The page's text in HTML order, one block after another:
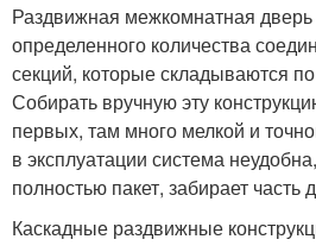
Раздвижная межкомнатная дверь
определенного количества
секций, которые складываются
Собирать вручную эту
первых, там много мелкой и
в эксплуатации система
полностью пакет, забирает часть
Каскадные раздвижные